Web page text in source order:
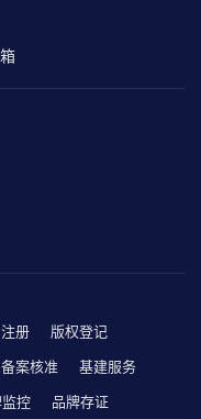
册 版权登记
备案核准 基建服务
控 品牌存证